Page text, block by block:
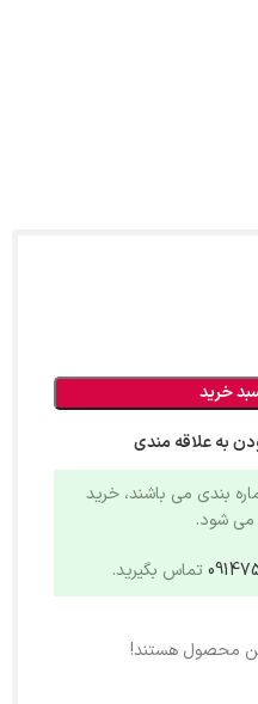
خرید
به علاقه مندی
بندی می باشند، خرید
تماس بگیرید.
محصول هستند!